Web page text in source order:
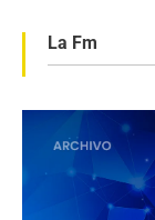
La Fm